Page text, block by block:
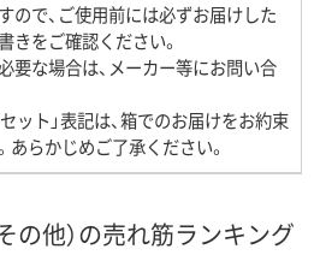
ので、ご使用前には必ずお届けした
きをご確認ください。
要な場合は、メーカー等にお問い合
ット」表記は、箱でのお届けをお約束
らかじめご了承ください。
の他）の売れ筋ランキング